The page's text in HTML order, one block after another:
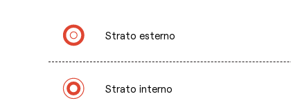
Strato esterno
Strato interno